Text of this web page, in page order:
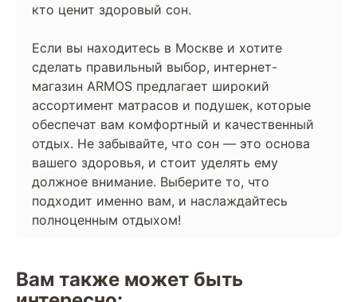
кто ценит здоровый сон.
Если вы находитесь в Москве и хотите
сделать правильный выбор, интернет-
магазин ARMOS предлагает широкий
ассортимент матрасов и подушек, которые
обеспечат вам комфортный и качественный
отдых. Не забывайте, что сон — это основа
вашего здоровья, и стоит уделять ему
должное внимание. Выберите то, что
подходит именно вам, и наслаждайтесь
полноценным отдыхом!
Вам также может быть